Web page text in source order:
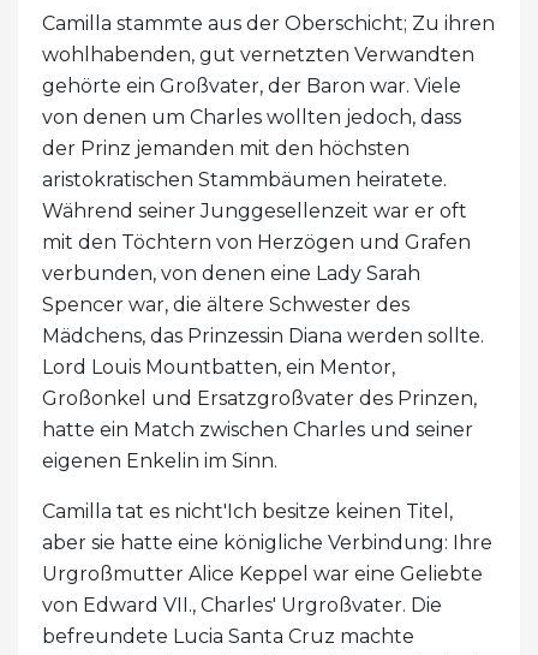
Camilla stammte aus der Oberschicht; Zu ihren
wohlhabenden, gut vernetzten Verwandten
gehörte ein Großvater, der Baron war. Viele
von denen um Charles wollten jedoch, dass
der Prinz jemanden mit den höchsten
aristokratischen Stammbäumen heiratete.
Während seiner Junggesellenzeit war er oft
mit den Töchtern von Herzögen und Grafen
verbunden, von denen eine Lady Sarah
Spencer war, die ältere Schwester des
Mädchens, das Prinzessin Diana werden sollte.
Lord Louis Mountbatten, ein Mentor,
Großonkel und Ersatzgroßvater des Prinzen,
hatte ein Match zwischen Charles und seiner
eigenen Enkelin im Sinn.
Camilla tat es nicht'Ich besitze keinen Titel,
aber sie hatte eine königliche Verbindung: Ihre
Urgroßmutter Alice Keppel war eine Geliebte
von Edward VII., Charles' Urgroßvater. Die
befreundete Lucia Santa Cruz machte